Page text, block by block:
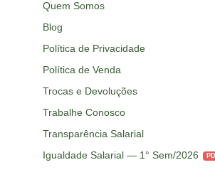
Quem Somos
Blog
Política de Privacidade
Política de Venda
Trocas e Devoluções
Trabalhe Conosco
Transparência Salarial
Igualdade Salarial — 1° Sem/2026